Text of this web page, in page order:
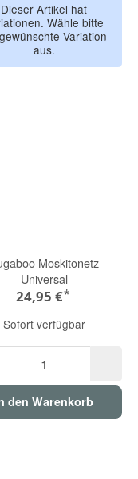
Dieser Artikel hat
Wähle bitte
Variation
aus.
Moskitonetz
Universal
24,95 €*
Sofort verfügbar
den Warenkorb